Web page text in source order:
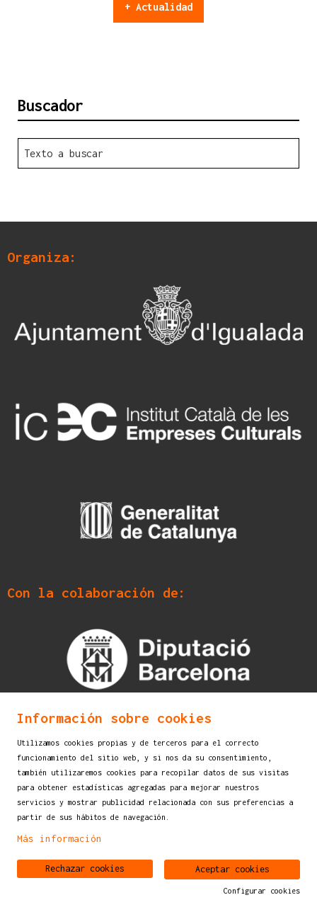
+ Actualidad
Buscador
Organiza:
Con la colaboración de:
Información sobre cookies
Utilizamos cookies propias y de terceros para el correcto
funcionamiento del sitio web, y si nos da su consentimiento,
también utilizaremos cookies para recopilar datos de sus visitas
para obtener estadísticas agregadas para mejorar nuestros
servicios y mostrar publicidad relacionada con sus preferencias a
partir de sus hábitos de navegación.
Más información
Aceptar cookies
Rechazar cookies
Configurar cookies